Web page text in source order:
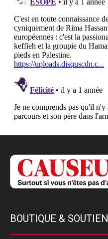
BOUTIQUE & SOUTIEN